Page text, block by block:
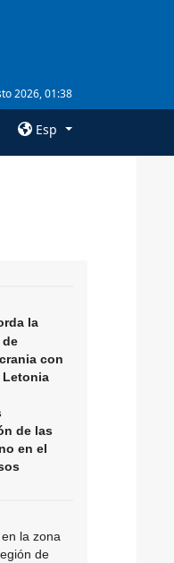
2026, 01:38
Esp
la
de
con
Letonia
de las
en el
la zona
de